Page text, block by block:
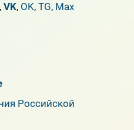
, VK, OK, TG, Max
Российской